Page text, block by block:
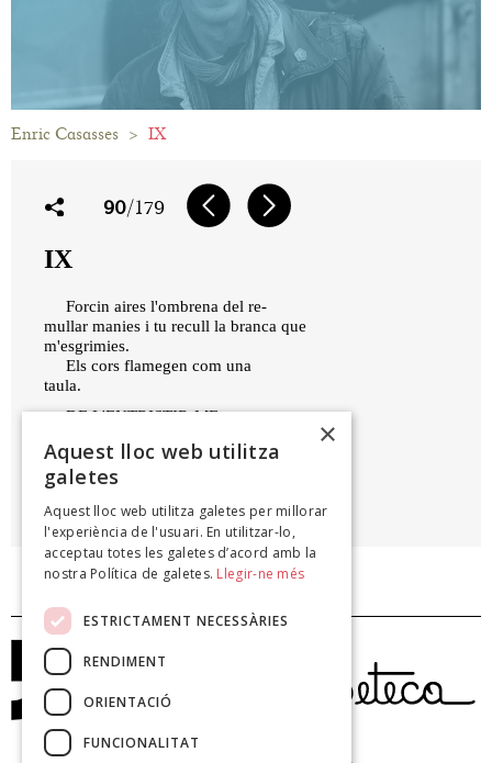
Enric Casasses > IX
90/179
IX
Forcin aires l'ombrena del re-
mullar manies i tu recull la branca que
m'esgrimies.
Els cors flamegen com una
taula.
DE L'ENTRISTIR-ME
Canaris fosforescents, 2000
×
Aquest lloc web utilitza
galetes
Aquest lloc web utilitza galetes per millorar
l'experiència de l'usuari. En utilitzar-lo,
acceptau totes les galetes d’acord amb la
nostra Política de galetes. Llegir-ne més
ESTRICTAMENT NECESSÀRIES
RENDIMENT
ORIENTACIÓ
FUNCIONALITAT